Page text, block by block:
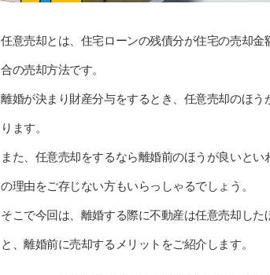
任意売却とは、住宅ローンの残債分が住宅の売却金
合の売却方法です。
離婚が決まり財産分与をするとき、任意売却のほう
ります。
また、任意売却をするなら離婚前のほうが良いとい
の理由をご存じない方もいらっしゃるでしょう。
そこで今回は、離婚する際に不動産は任意売却した
と、離婚前に売却するメリットをご紹介します。